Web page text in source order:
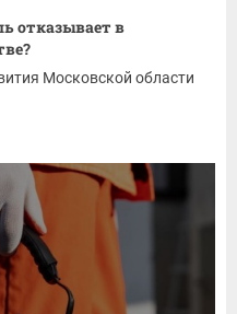
отказывает в
Московской области